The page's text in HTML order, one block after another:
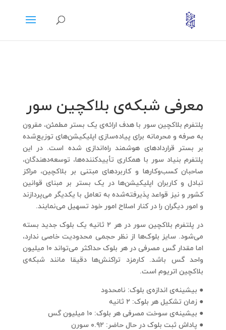
معرفی شبکه‌ی بلاکچین سور
پلتفرم بلاکچین سور با هدف ارائه‌‌ی یک بستر مطمئن، مقرون
به صرفه و محرمانه برای پیاده‌سازی اپلیکیشن‌های توزیع‌شده
بر بستر قراردادهای هوشمند راه‌اندازی شده است. در این
پلتفرم بنیاد سور با همکاری تأییدکننده‌ها، توسعه‌دهندگان،
صاحبان کسب‌وکارها و کاربردهای مبتنی بر بلاکچین، مراکز
تبادل و کاربران اپلیکیشن‌ها در یک بستر بر مبنای قوانین
کشور و نیز قواعد پذیرفته‌شده به تعامل با یکدیگر می‌پردازند
و امور دیگران را در کنار اصلاح امور خود تسهیل می‌نمایند.
در پلتفرم بلاکچین سور در هر ۲ ثانیه یک بلوک جدید بسته
می‌شود. سایز بلوک‌ها از نظر حجمی محدودیت خاصی ندارد،
اما مقدار گس مصرفی در هر بلوک حداکثر می‌تواند ۱۰ میلیون
واحد گس باشد. کارمزد تراکنش‌ها دقیقا مانند شبکه‌ی
بلاکچین اتریوم است.
● بیشینه‌ی اندازه‌ی بلوک: نامحدود
● زمان تشکیل هر بلوک: ۲ ثانیه
● بیشینه‌ی سوخت مصرفی هر بلوک: ۱۰ میلیون گس
● پاداش ثبت بلوک در حال حاضر: ۰.۹۲ سورن